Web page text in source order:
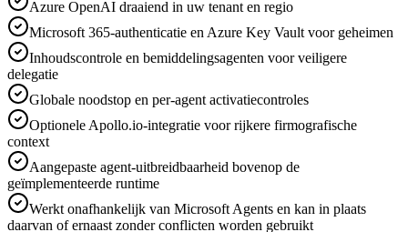
Azure OpenAI draaiend in uw tenant en regio
Microsoft 365-authenticatie en Azure Key Vault voor geheimen
Inhoudscontrole en bemiddelingsagenten voor veiligere
delegatie
Globale noodstop en per-agent activatiecontroles
Optionele Apollo.io-integratie voor rijkere firmografische
context
Aangepaste agent-uitbreidbaarheid bovenop de
geïmplementeerde runtime
Werkt onafhankelijk van Microsoft Agents en kan in plaats
daarvan of ernaast zonder conflicten worden gebruikt